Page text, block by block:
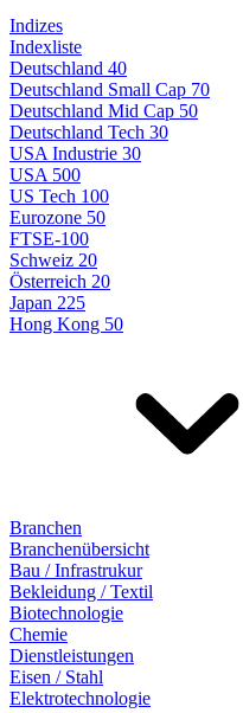
Indizes
Indexliste
Deutschland 40
Deutschland Small Cap 70
Deutschland Mid Cap 50
Deutschland Tech 30
USA Industrie 30
USA 500
US Tech 100
Eurozone 50
FTSE-100
Schweiz 20
Österreich 20
Japan 225
Hong Kong 50
Branchen
Branchenübersicht
Bau / Infrastrukur
Bekleidung / Textil
Biotechnologie
Chemie
Dienstleistungen
Eisen / Stahl
Elektrotechnologie